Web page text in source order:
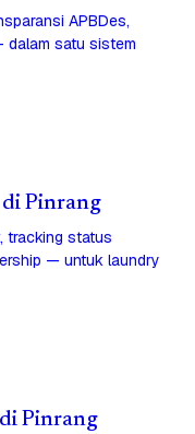
APBDes,
dalam satu sistem
di Pinrang
tracking status
— untuk laundry
Pinrang